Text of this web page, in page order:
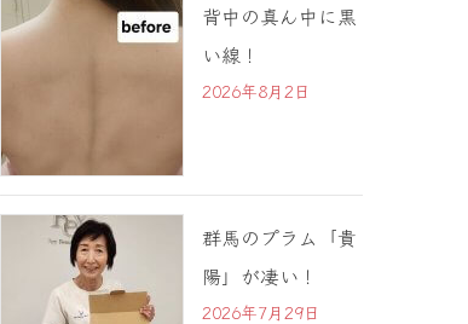
背中の真ん中に黒
い線！
2026年8月2日
群馬のプラム「貴
陽」が凄い！
2026年7月29日